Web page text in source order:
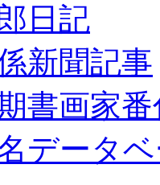
日記
新聞記事
書画家
データ